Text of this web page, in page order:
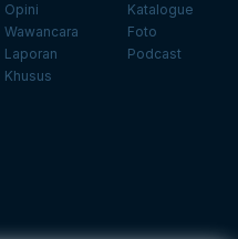
Opini
Wawancara
Laporan
Khusus
Katalogue
Foto
Podcast